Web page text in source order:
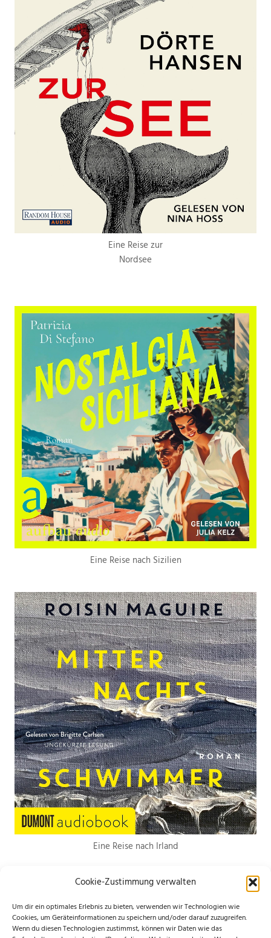
Cookie-Zustimmung verwalten
Um dir ein optimales Erlebnis zu bieten, verwenden wir Technologien wie
Cookies, um Geräteinformationen zu speichern und/oder darauf zuzugreifen.
Wenn du diesen Technologien zustimmst, können wir Daten wie das
Eine Reise zur
Nordsee
Eine Reise nach Sizilien
Eine Reise nach Irland